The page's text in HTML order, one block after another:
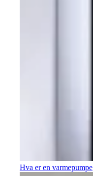
Hva er en varmepumpe